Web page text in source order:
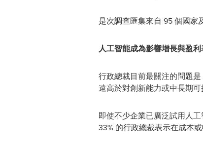
是次調查匯集來自 95 個國家
人工智能成為影響增長與盈
行政總裁目前最關注的問題
遠高於對創新能力或中長期可
即使不少企業已廣泛試用人
33% 的行政總裁表示在成本